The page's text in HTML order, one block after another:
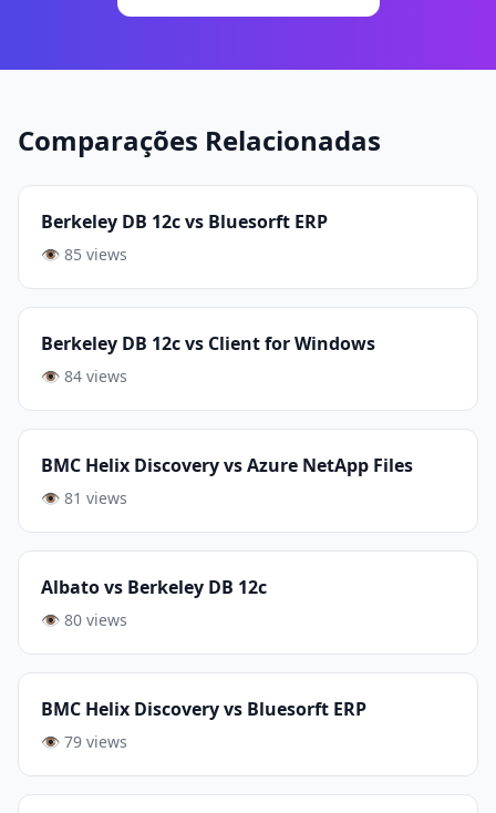
Comparações Relacionadas
Berkeley DB 12c vs Bluesorft ERP
👁️ 85 views
Berkeley DB 12c vs Client for Windows
👁️ 84 views
BMC Helix Discovery vs Azure NetApp Files
👁️ 81 views
Albato vs Berkeley DB 12c
👁️ 80 views
BMC Helix Discovery vs Bluesorft ERP
👁️ 79 views